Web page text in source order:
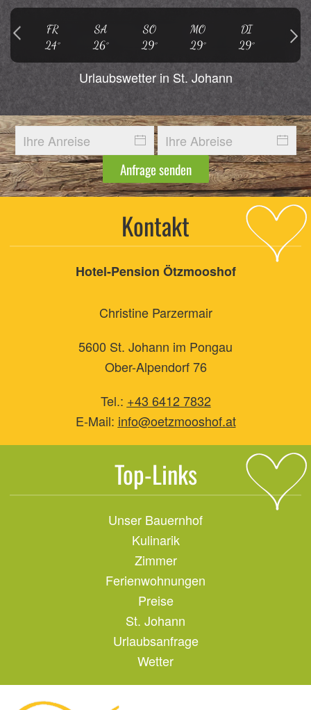
FR
24°
SA
26°
SO
29°
MO
29°
DI
29°
MI
30°
Urlaubswetter in St. Johann
Anfrage senden
Kontakt
Hotel-Pension Ötzmooshof
Christine Parzermair
5600 St. Johann im Pongau
Ober-Alpendorf 76
Tel.: +43 6412 7832
E-Mail: info@oetzmooshof.at
Top-Links
Unser Bauernhof
Kulinarik
Zimmer
Ferienwohnungen
Preise
St. Johann
Urlaubsanfrage
Wetter